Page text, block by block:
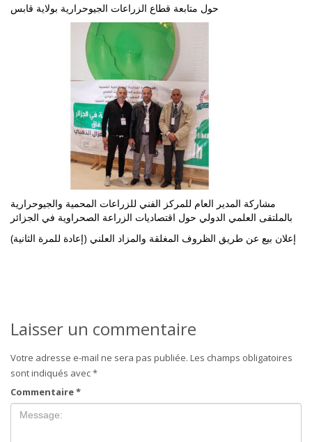
حول متابعة قطاع الزراعات الجيوحرارية بولاية قابس
مشاركة المدير العام للمركز الفني للزراعات المحمية والجيوحرارية
بالملتقى العلمي الدولي حول اقتصاديات الزراعة الصحراوية في الجزائر
إعلان بيع عن طريق الظروف المغلقة والمزاد العلني (إعادة للمرة الثانية)
Laisser un commentaire
Votre adresse e-mail ne sera pas publiée. Les champs obligatoires
sont indiqués avec*
Commentaire*